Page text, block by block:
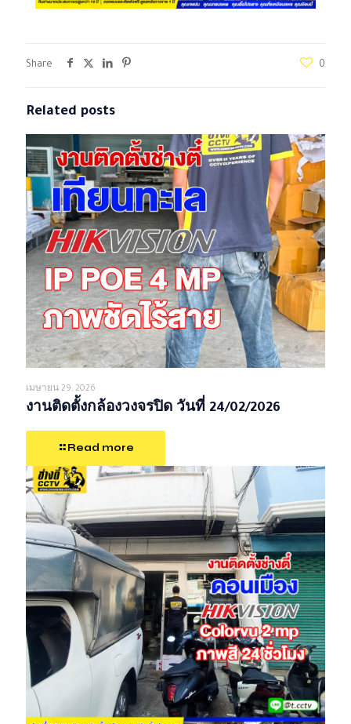
Share 0
Related posts
เมษายน 29, 2026
งานติดตั้งกล้องวงจรปิด วันที่ 24/02/2026
Read more